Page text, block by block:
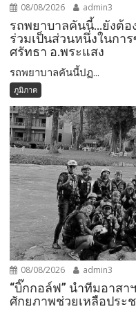
08/08/2026 admin3
รถพยาบาลคันนี้…ยังต้
ร่วมเป็นส่วนหนึ่งในกา
ศรัทธา อ.พระแสง
รถพยาบาลคันนี้ปฏ...
ภูมิภาค
08/08/2026 admin3
“บิ๊กกอล์ฟ” นำทีมอาส
ศักยภาพช่วยเหลือประ